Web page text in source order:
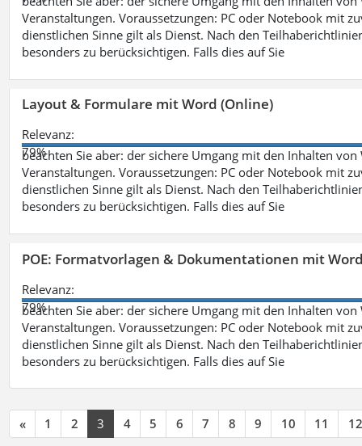
Veranstaltungen. Voraussetzungen: PC oder Notebook mit
dienstlichen Sinne gilt als Dienst. Nach den
besonders zu berücksichtigen. Falls dies auf Sie
Layout & Formulare mit Word (Online)
Relevanz:
79%
beachten Sie aber: der sichere Umgang mit den Inhalten
Veranstaltungen. Voraussetzungen: PC oder Notebook mit
dienstlichen Sinne gilt als Dienst. Nach den
besonders zu berücksichtigen. Falls dies auf Sie
POE: Formatvorlagen & Dokumentationen mit
Relevanz:
79%
beachten Sie aber: der sichere Umgang mit den Inhalten
Veranstaltungen. Voraussetzungen: PC oder Notebook mit
dienstlichen Sinne gilt als Dienst. Nach den
besonders zu berücksichtigen. Falls dies auf Sie
« 1 2 3 4 5 6 7 8 9 10 11 12